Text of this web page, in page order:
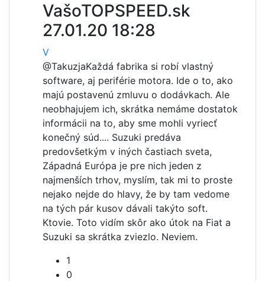
VašoTOPSPEED.sk
27.01.20 18:28
V
@TakuzjaKaždá fabrika si robí vlastný
software, aj periférie motora. Ide o to, ako
majú postavenú zmluvu o dodávkach. Ale
neobhajujem ich, skrátka nemáme dostatok
informácii na to, aby sme mohli vyriecť
konečný súd.... Suzuki predáva
predovšetkým v iných častiach sveta,
Západná Európa je pre nich jeden z
najmenších trhov, myslím, tak mi to proste
nejako nejde do hlavy, že by tam vedome
na tých pár kusov dávali takýto soft.
Ktovie. Toto vidím skôr ako útok na Fiat a
Suzuki sa skrátka zviezlo. Neviem.
1
0